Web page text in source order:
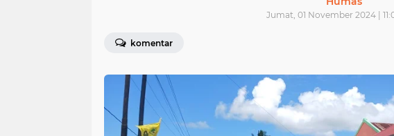
Jumat, 01 November 2024 |
komentar